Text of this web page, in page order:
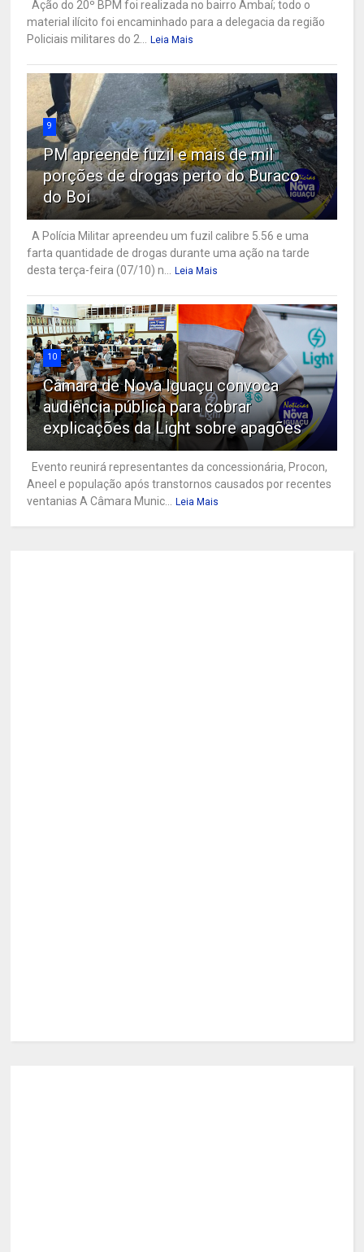
Ação do 20º BPM foi realizada no bairro Ambaí; todo o
material ilícito foi encaminhado para a delegacia da região
Policiais militares do 2...
Leia Mais
9
PM apreende fuzil e mais de mil
porções de drogas perto do Buraco
do Boi
A Polícia Militar apreendeu um fuzil calibre 5.56 e uma
farta quantidade de drogas durante uma ação na tarde
desta terça-feira (07/10) n...
Leia Mais
10
Câmara de Nova Iguaçu convoca
audiência pública para cobrar
explicações da Light sobre apagões
Evento reunirá representantes da concessionária, Procon,
Aneel e população após transtornos causados por recentes
ventanias A Câmara Munic...
Leia Mais